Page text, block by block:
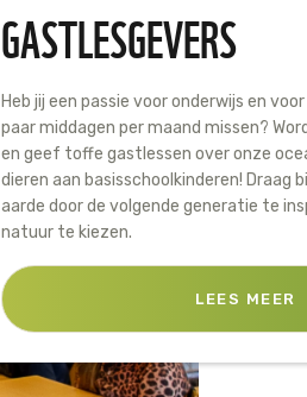
GASTLESGEVERS
Heb jij een passie voor onderwijs en
paar middagen per maand missen?
en geef toffe gastlessen over onze
dieren aan basisschoolkinderen! Draag
aarde door de volgende generatie te
natuur te kiezen.
LEES MEER